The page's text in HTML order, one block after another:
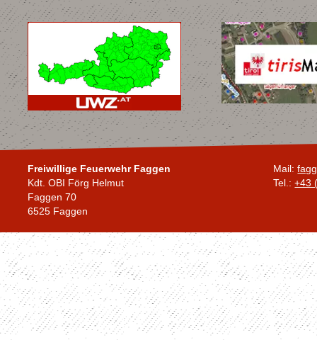
Freiwillige Feuerwehr Faggen
Kdt. OBI Förg Helmut
Faggen 70
6525 Faggen
Mail:
Tel.:+43